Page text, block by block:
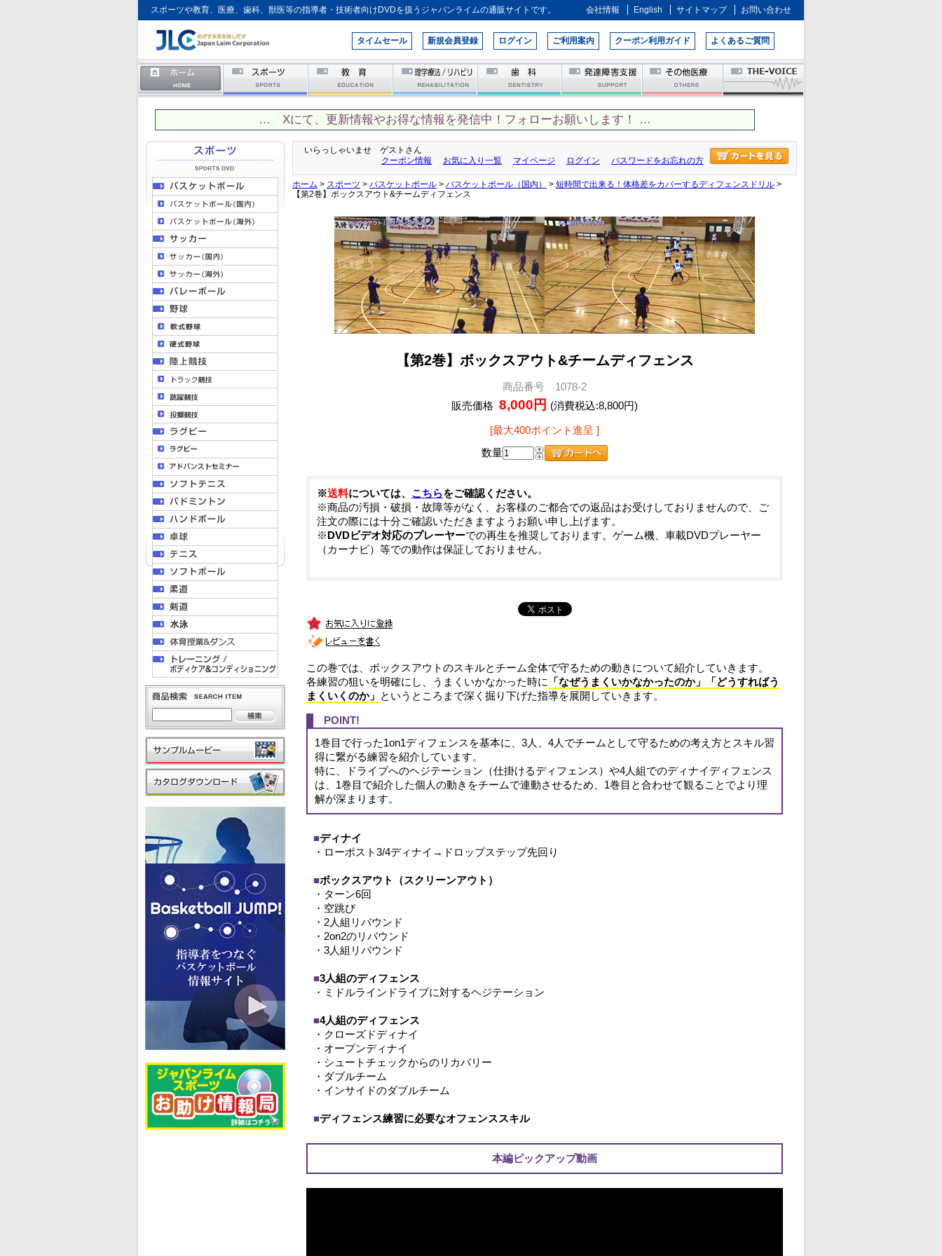
スポーツや教育、医療、歯科、獣医等の指導者・技術者向けDVDを扱うジャパンライムの通販サイトです。 会社情報 English サイトマップ お問い合わせ
タイムセール 新規会員登録 ログイン ご利用案内 クーポン利用ガイド よくあるご質問
… Xにて、更新情報やお得な情報を発信中！フォローお願いします！ …
いらっしゃいませ ゲストさん
クーポン情報
お気に入り一覧 マイページ ログイン パスワードをお忘れの方
ホーム > スポーツ > バスケットボール > バスケットボール（国内） > 短時間で出来る！体格差をカバーするディフェンスドリル >
【第2巻】ボックスアウト&チームディフェンス
【第2巻】ボックスアウト&チームディフェンス
商品番号 1078-2
販売価格 8,000円 (消費税込:8,800円)
[最大400ポイント進呈 ]
数量
※送料については、 こちらをご確認ください。
※商品の汚損・破損・故障等がなく、お客様のご都合での返品はお受けしておりませんので、ご
注文の際には十分ご確認いただきますようお願い申し上げます。
※DVDビデオ対応のプレーヤーでの再生を推奨しております。ゲーム機、車載DVDプレーヤー
（カーナビ）等での動作は保証しておりません。
この巻では、ボックスアウトのスキルとチーム全体で守るための動きについて紹介していきます。
各練習の狙いを明確にし、うまくいかなかった時に
「なぜうまくいかなかったのか」「どうすればう
まくいくのか」
というところまで深く掘り下げた指導を展開していきます。
POINT!
1巻目で行った1on1ディフェンスを基本に、3人、4人でチームとして守るための考え方とスキル習
得に繋がる練習を紹介しています。
特に、ドライブへのヘジテーション（仕掛けるディフェンス）や4人組でのディナイディフェンス
は、1巻目で紹介した個人の動きをチームで連動させるため、1巻目と合わせて観ることでより理
解が深まります。
■ディナイ
・ローポスト3/4ディナイ→ドロップステップ先回り
■ボックスアウト（スクリーンアウト）
・ターン6回
・空跳び
・2人組リバウンド
・2on2のリバウンド
・3人組リバウンド
■3人組のディフェンス
・ミドルラインドライブに対するヘジテーション
■4人組のディフェンス
・クローズドディナイ
・オープンディナイ
・シュートチェックからのリカバリー
・ダブルチーム
・インサイドのダブルチーム
■ディフェンス練習に必要なオフェンススキル
本編ピックアップ動画